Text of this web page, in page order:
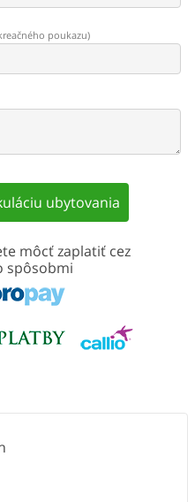
poukazu)
ubytovania
môcť zaplatiť cez
spôsobmi